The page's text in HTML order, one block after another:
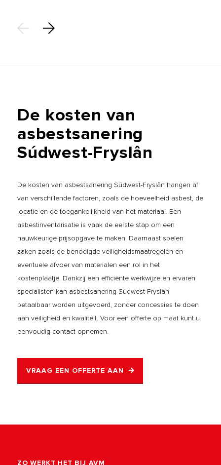
De kosten van
asbestsanering
Súdwest-Fryslân
De kosten van asbestsanering Súdwest-Fryslân hangen af
van verschillende factoren, zoals de hoeveelheid asbest, de
locatie en de toegankelijkheid van het materiaal. Een
asbestinventarisatie is vaak de eerste stap om een
nauwkeurige prijsopgave te maken. Daarnaast spelen
zaken zoals de benodigde veiligheidsmaatregelen en
eventuele afvoer van materialen een rol in het
kostenplaatje. Dankzij een efficiënte werkwijze en ervaren
specialisten kan asbestsanering Súdwest-Fryslân
betaalbaar worden uitgevoerd, zonder concessies te doen
aan veiligheid en kwaliteit. Voor een offerte op maat kunt u
eenvoudig contact opnemen.
VRAAG EEN OFFERTE AAN
ZO WERKT HET BIJ AVM